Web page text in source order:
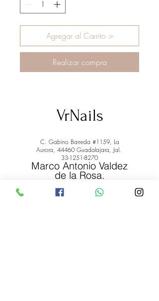
Agregar al Carrito >
Realizar compra
VrNails
C. Gabino Barreda #1159, La
Aurora, 44460 Guadalajara, Jal.
33-1251-8270
Marco Antonio Valdez
de la Rosa.